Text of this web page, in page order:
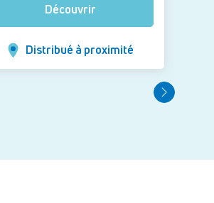
Découvrir
Distribué à proximité